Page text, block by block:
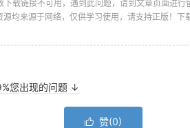
载链接不可用，遇到此问题，请到文章页面进行
均来源于网络，仅供学习使用，请支持正版！下
您出现的问题 ↓
 赞(0)